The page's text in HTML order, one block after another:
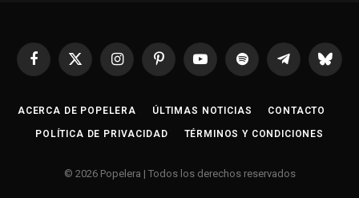
Facebook
X
InstagramPinterestYouTubeSpotify Telegrama
ACERCA DE POPELERA ÚLTIMAS NOTICIAS CONTACTO
POLÍTICA DE PRIVACIDAD TÉRMINOS Y CONDICIONES
© 2026 Popelera | Todos los derechos reservados